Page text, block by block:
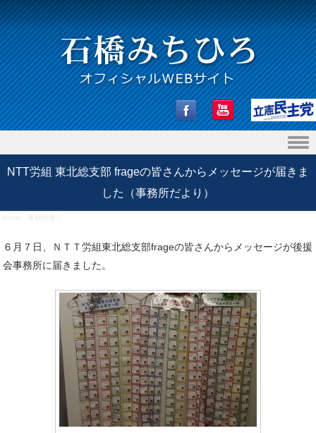
Skip to content
NTT労組 東北総支部 frageの皆さんからメッセージが届きま
した（事務所だより）
６月７日、ＮＴＴ労組東北総支部frageの皆さんからメッセージが後援
会事務所に届きました。